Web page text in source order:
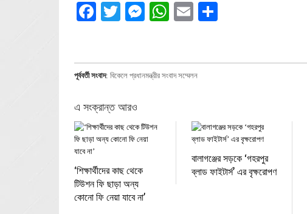
Facebook
TwitterMessenger
WhatsApp
Email
পূর্ববর্তী সংবাদ: বিকেলে প্রধানমন্ত্রীর সংবাদ সম্মেলন
এ সংক্রান্ত আরও
‘শিক্ষার্থীদের কাছ থেকে
টিউশন ফি ছাড়া অন্য
কোনো ফি নেয়া যাবে না’
বালাগঞ্জের সড়কে ‘গহরপুর
ব্লাড ফাইটার্স’ এর বৃক্ষরোপণ